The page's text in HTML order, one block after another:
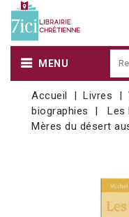
MENU
Accueil Livres
biographies
Les
Mères du désert